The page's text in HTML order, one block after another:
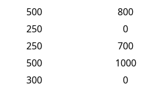
500
800
250
0
250
700
500
1000
300
0